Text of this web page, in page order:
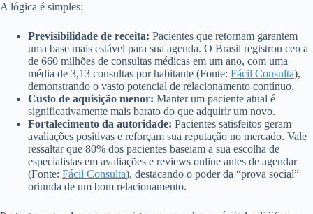
A lógica é simples:
Previsibilidade de receita: Pacientes que retornam garantem
uma base mais estável para sua agenda. O Brasil registrou cerca
de 660 milhões de consultas médicas em um ano, com uma
média de 3,13 consultas por habitante (Fonte: Fácil Consulta),
demonstrando o vasto potencial de relacionamento contínuo.
Custo de aquisição menor: Manter um paciente atual é
significativamente mais barato do que adquirir um novo.
Fortalecimento da autoridade: Pacientes satisfeitos geram
avaliações positivas e reforçam sua reputação no mercado. Vale
ressaltar que 80% dos pacientes baseiam a sua escolha de
especialistas em avaliações e reviews online antes de agendar
(Fonte: Fácil Consulta), destacando o poder da “prova social”
oriunda de um bom relacionamento.